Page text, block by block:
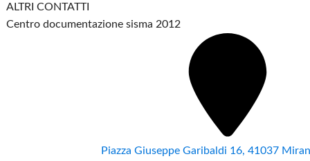
ALTRI CONTATTI
Centro documentazione sisma 2012
Piazza Giuseppe Garibaldi 16, 41037